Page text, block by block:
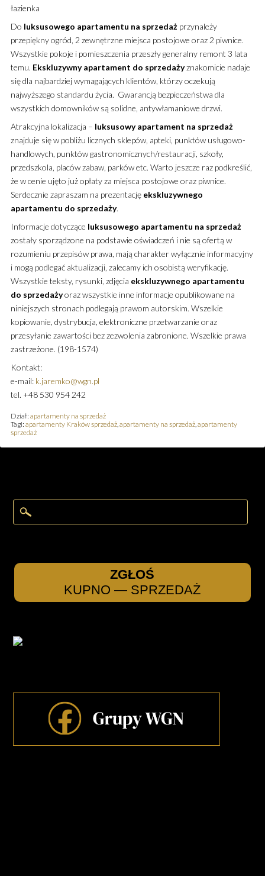
łazienka
Do luksusowego apartamentu na sprzedażprzynależy
przepiękny ogród, 2 zewnętrzne miejsca postojowe oraz 2 piwnice.
Wszystkie pokoje i pomieszczenia przeszły generalny remont 3 lata
temu. Ekskluzywny apartament do sprzedażyznakomicie nadaje
się dla najbardziej wymagających klientów, którzy oczekują
najwyższego standardu życia. Gwarancją bezpieczeństwa dla
wszystkich domowników są solidne, antywłamaniowe drzwi.
Atrakcyjna lokalizacja – luksusowy apartament na sprzedaż
znajduje się w pobliżu licznych sklepów, apteki, punktów usługowo-
handlowych, punktów gastronomicznych/restauracji, szkoły,
przedszkola, placów zabaw, parków etc. Warto jeszcze raz podkreślić,
że w cenie ujęto już opłaty za miejsca postojowe oraz piwnice.
Serdecznie zapraszam na prezentację ekskluzywnego
apartamentu do sprzedaży.
Informacje dotyczące luksusowego apartamentu na sprzedaż
zostały sporządzone na podstawie oświadczeń i nie są ofertą w
rozumieniu przepisów prawa, mają charakter wyłącznie informacyjny
i mogą podlegać aktualizacji, zalecamy ich osobistą weryfikację.
Wszystkie teksty, rysunki, zdjęcia ekskluzywnego apartamentu
do sprzedażyoraz wszystkie inne informacje opublikowane na
niniejszych stronach podlegają prawom autorskim. Wszelkie
kopiowanie, dystrybucja, elektroniczne przetwarzanie oraz
przesyłanie zawartości bez zezwolenia zabronione. Wszelkie prawa
zastrzeżone. (198-1574)
Kontakt:
e-mail: k.jaremko@wgn.pl
tel. +48 530 954 242
Dział: apartamenty na sprzedaż
Tagi: apartamenty Kraków sprzedaż, apartamenty na sprzedaż, apartamenty
sprzedaż
ZGŁOŚ
KUPNO — SPRZEDAŻ